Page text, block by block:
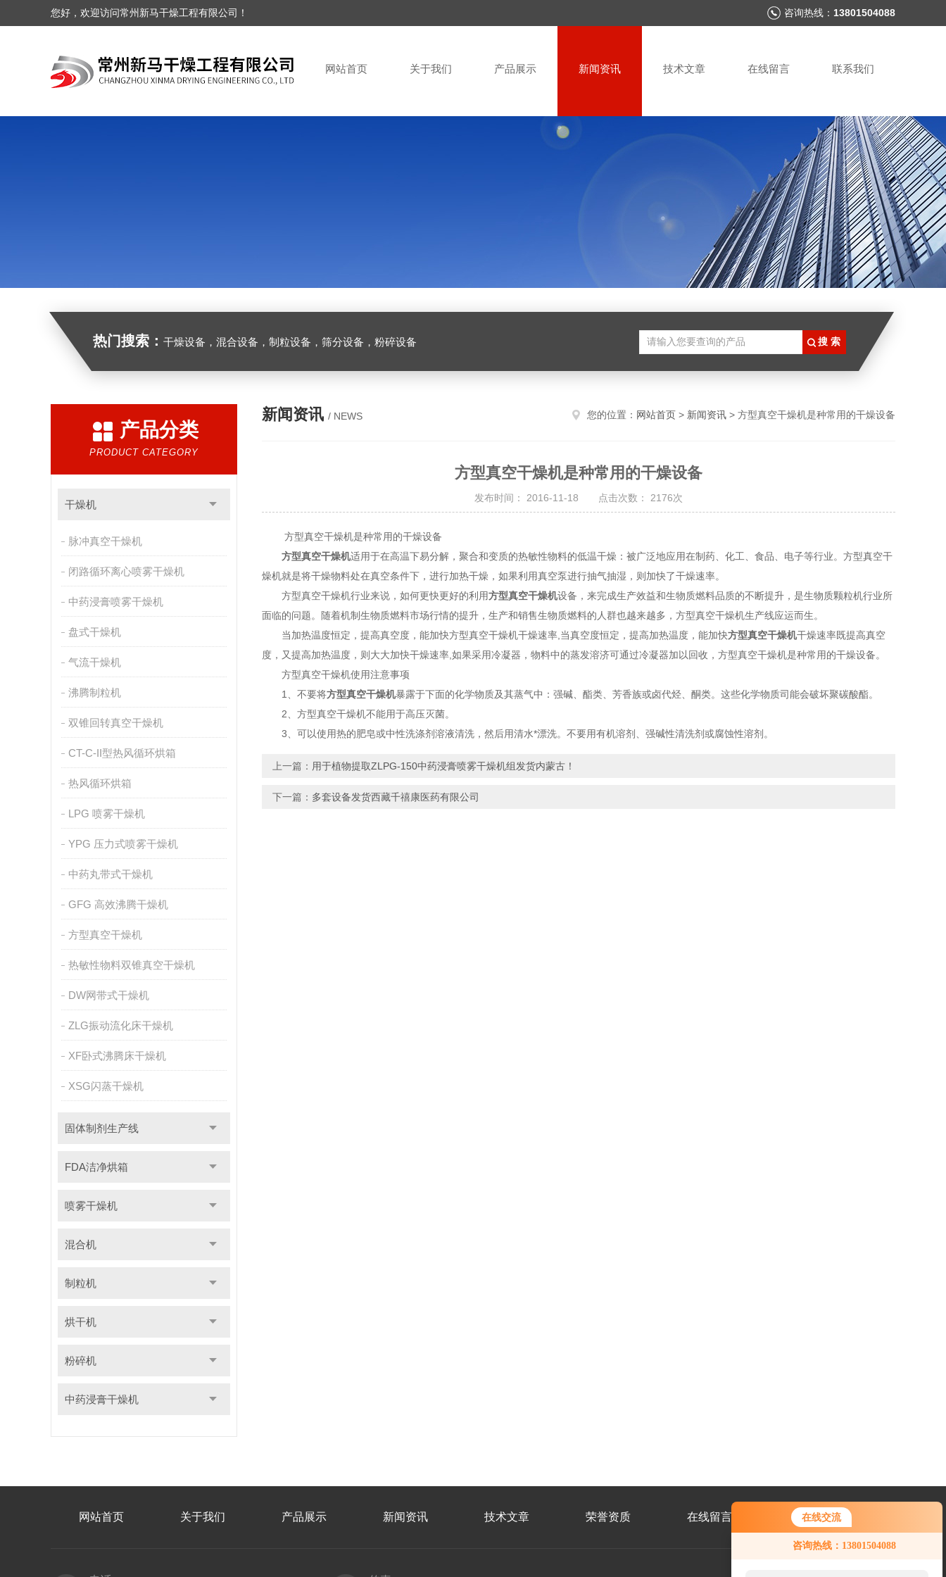
在线交流
咨询热线：13801504088
您好，欢迎访问常州新马干燥工程有限公司！ 咨询热线： 13801504088
网站首页 关于我们 产品展示 新闻资讯 技术文章 在线留言 联系我们
热门搜索： 干燥设备，混合设备，制粒设备，筛分设备，粉碎设备
产品分类
PRODUCT CATEGORY
干燥机
脉冲真空干燥机
闭路循环离心喷雾干燥机
中药浸膏喷雾干燥机
盘式干燥机
气流干燥机
沸腾制粒机
双锥回转真空干燥机
CT-C-II型热风循环烘箱
热风循环烘箱
LPG 喷雾干燥机
YPG 压力式喷雾干燥机
中药丸带式干燥机
GFG 高效沸腾干燥机
方型真空干燥机
热敏性物料双锥真空干燥机
DW网带式干燥机
ZLG振动流化床干燥机
XF卧式沸腾床干燥机
XSG闪蒸干燥机
固体制剂生产线
FDA洁净烘箱
喷雾干燥机
混合机
制粒机
烘干机
粉碎机
中药浸膏干燥机
新闻资讯 / NEWS 您的位置： 网站首页 > 新闻资讯 > 方型真空干燥机是种常用的干燥设备
方型真空干燥机是种常用的干燥设备
发布时间： 2016-11-18 点击次数： 2176次
方型真空干燥机是种常用的干燥设备
方型真空干燥机适用于在高温下易分解，聚合和变质的热敏性物料的低温干燥：被广泛地应用在制药、化工、食品、电子等行业。方型真空干
燥机就是将干燥物料处在真空条件下，进行加热干燥，如果利用真空泵进行抽气抽湿，则加快了干燥速率。
方型真空干燥机行业来说，如何更快更好的利用方型真空干燥机设备，来完成生产效益和生物质燃料品质的不断提升，是生物质颗粒机行业所
面临的问题。随着机制生物质燃料市场行情的提升，生产和销售生物质燃料的人群也越来越多，方型真空干燥机生产线应运而生。
当加热温度恒定，提高真空度，能加快方型真空干燥机干燥速率,当真空度恒定，提高加热温度，能加快方型真空干燥机干燥速率既提高真空
度，又提高加热温度，则大大加快干燥速率,如果采用冷凝器，物料中的蒸发溶济可通过冷凝器加以回收，方型真空干燥机是种常用的干燥设备。
方型真空干燥机使用注意事项
1、不要将方型真空干燥机暴露于下面的化学物质及其蒸气中：强碱、酯类、芳香族或卤代烃、酮类。这些化学物质司能会破坏聚碳酸酯。
2、方型真空干燥机不能用于高压灭菌。
3、可以使用热的肥皂或中性洗涤剂溶液清洗，然后用清水*漂洗。不要用有机溶剂、强碱性清洗剂或腐蚀性溶剂。
上一篇： 用于植物提取ZLPG-150中药浸膏喷雾干燥机组发货内蒙古！
下一篇： 多套设备发货西藏千禧康医药有限公司
网站首页 关于我们 产品展示 新闻资讯 技术文章 荣誉资质 在线留言 联系我们